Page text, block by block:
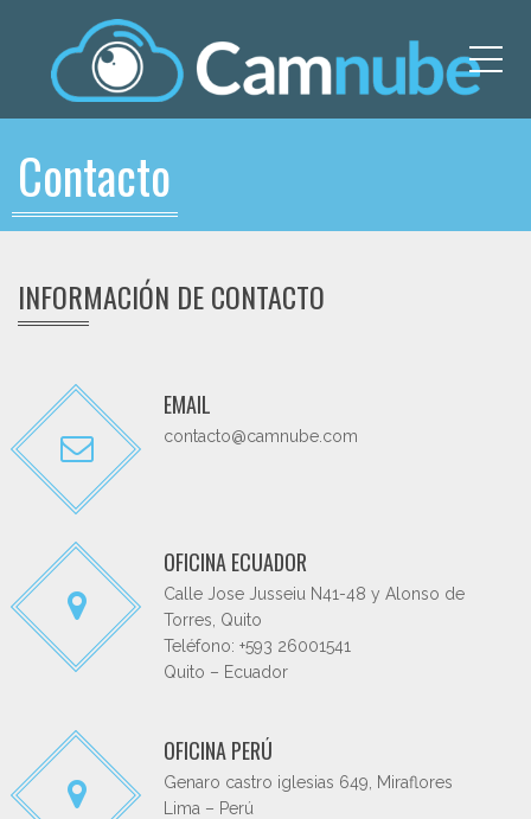
Contacto
INFORMACIÓN DE CONTACTO
EMAIL
contacto@camnube.com
OFICINA ECUADOR
Calle Jose Jusseiu N41-48 y Alonso de
Torres, Quito
Teléfono: +593 26001541
Quito – Ecuador
OFICINA PERÚ
Genaro castro iglesias 649, Miraflores
Lima – Perú